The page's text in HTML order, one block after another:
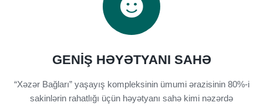
GENIŞ HƏYƏTYANI SAHƏ
“Xəzər Bağları” yaşayış kompleksinin ümumi ərazisinin 80%-i
sakinlərin rahatlığı üçün həyətyanı sahə kimi nəzərdə